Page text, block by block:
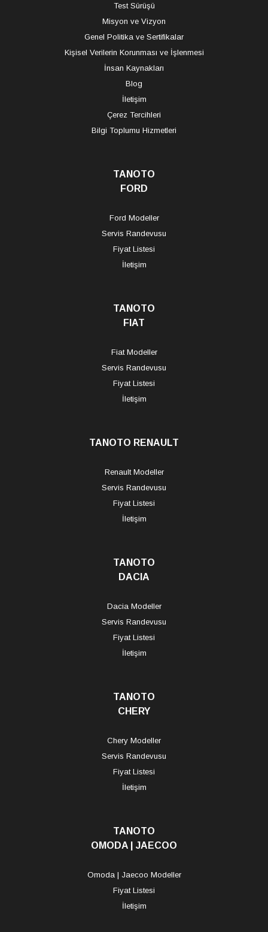
Test Sürüşü
Misyon ve Vizyon
Genel Politika ve Sertifikalar
Kişisel Verilerin Korunması ve İşlenmesi
İnsan Kaynakları
Blog
İletişim
Çerez Tercihleri
Bilgi Toplumu Hizmetleri
TANOTO
FORD
Ford Modeller
Servis Randevusu
Fiyat Listesi
İletişim
TANOTO
FIAT
Fiat Modeller
Servis Randevusu
Fiyat Listesi
İletişim
TANOTO RENAULT
Renault Modeller
Servis Randevusu
Fiyat Listesi
İletişim
TANOTO
DACIA
Dacia Modeller
Servis Randevusu
Fiyat Listesi
İletişim
TANOTO
CHERY
Chery Modeller
Servis Randevusu
Fiyat Listesi
İletişim
TANOTO
OMODA | JAECOO
Omoda | Jaecoo Modeller
Fiyat Listesi
İletişim